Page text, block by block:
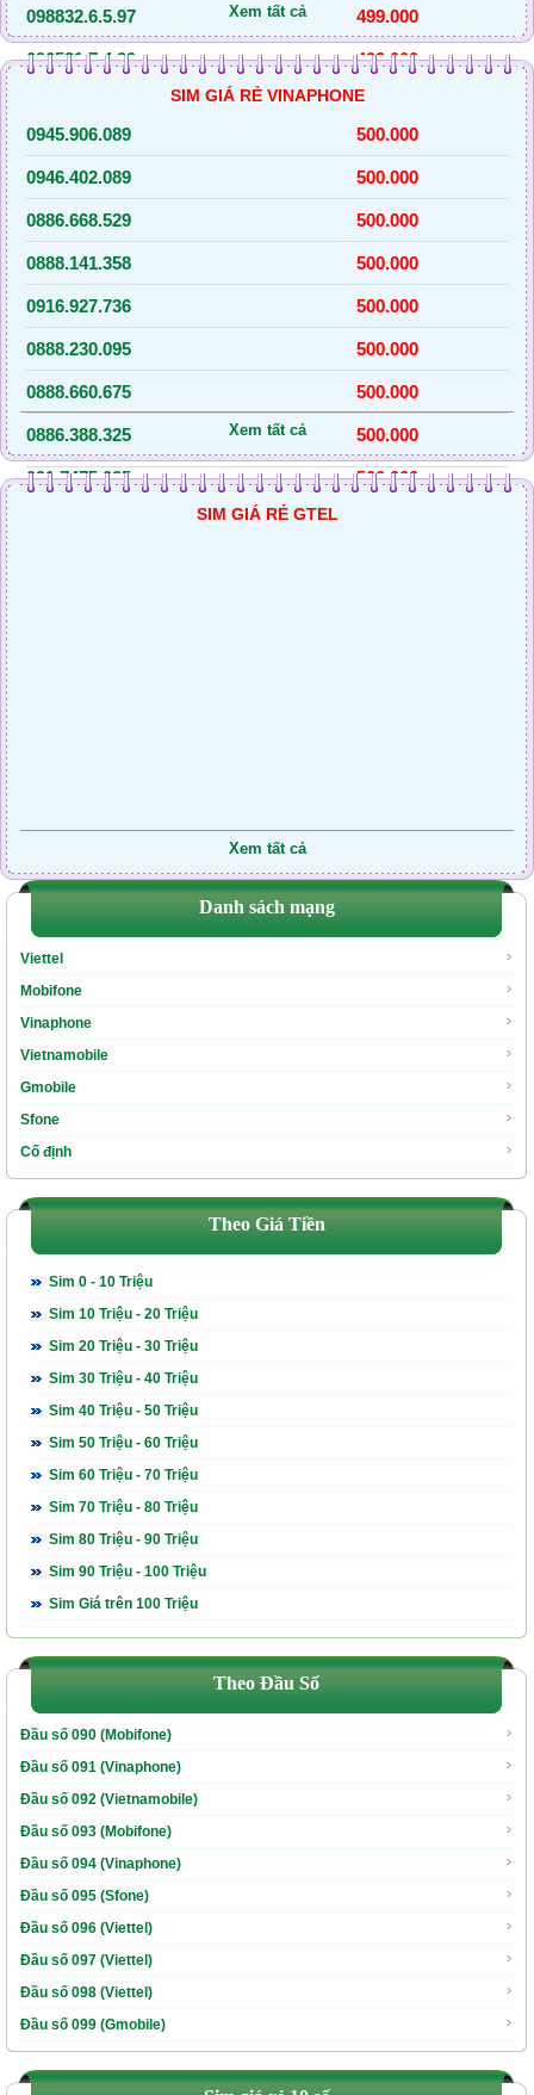
098832.6.5.97 499.000
096531.7.4.90 499.000
499.000
086843.2.5.21 499.000
096701.6.6.17 499.000
098335.1.8.14 499.000
096749.1.7.14 499.000
0982.842.144 499.000
0971.810.441 499.000
0967.064.393 499.000
0964.351.393 499.000
0346.530.589 500.000
Xem tất cả
SIM GIÁ RẺ VINAPHONE
0945.906.089 500.000
0946.402.089 500.000
0886.668.529 500.000
0888.141.358 500.000
0916.927.736 500.000
0888.230.095 500.000
0888.660.675 500.000
0886.388.325 500.000
091.7475.025 500.000
094200.3.6.98
Xem tất cả
SIM GIÁ RẺ GTEL
Xem tất cả
Danh sách mạng
Viettel
Mobifone
Vinaphone
Vietnamobile
Gmobile
Sfone
Cố định
Theo Giá Tiền
Sim 0 - 10 Triệu
Sim 10 Triệu - 20 Triệu
Sim 20 Triệu - 30 Triệu
Sim 30 Triệu - 40 Triệu
Sim 40 Triệu - 50 Triệu
Sim 50 Triệu - 60 Triệu
Sim 60 Triệu - 70 Triệu
Sim 70 Triệu - 80 Triệu
Sim 80 Triệu - 90 Triệu
Sim 90 Triệu - 100 Triệu
Sim Giá trên 100 Triệu
Theo Đầu Số
Đầu số 090 (Mobifone)
Đầu số 091 (Vinaphone)
Đầu số 092 (Vietnamobile)
Đầu số 093 (Mobifone)
Đầu số 094 (Vinaphone)
Đầu số 095 (Sfone)
Đầu số 096 (Viettel)
Đầu số 097 (Viettel)
Đầu số 098 (Viettel)
Đầu số 099 (Gmobile)